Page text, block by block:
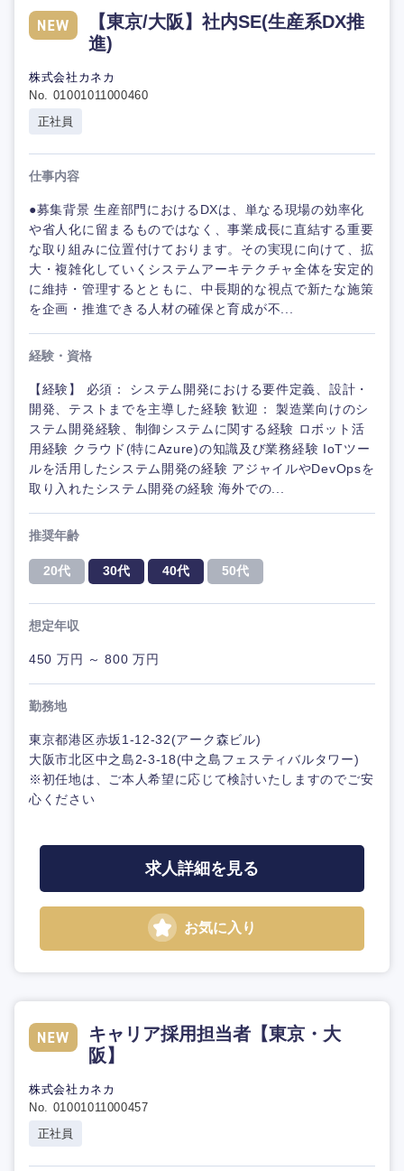
【東京/大阪】社内SE(生産系DX推
進)
株式会社カネカ
No. 01001011000460
正社員
仕事内容
●募集背景 生産部門におけるDXは、単なる現場の効率化
や省人化に留まるものではなく、事業成長に直結する重要
な取り組みに位置付けております。その実現に向けて、拡
大・複雑化していくシステムアーキテクチャ全体を安定的
に維持・管理するとともに、中長期的な視点で新たな施策
を企画・推進できる人材の確保と育成が不...
経験・資格
【経験】 必須： システム開発における要件定義、設計・
開発、テストまでを主導した経験 歓迎： 製造業向けのシ
ステム開発経験、制御システムに関する経験 ロボット活
用経験 クラウド(特にAzure)の知識及び業務経験 IoTツー
ルを活用したシステム開発の経験 アジャイルやDevOpsを
取り入れたシステム開発の経験 海外での...
推奨年齢
20代 30代 40代 50代
想定年収
450 万円 ～ 800 万円
勤務地
東京都港区赤坂1-12-32(アーク森ビル)
大阪市北区中之島2-3-18(中之島フェスティバルタワー)
※初任地は、ご本人希望に応じて検討いたしますのでご安
心ください
求人詳細を見る
お気に入り
キャリア採用担当者【東京・大
阪】
株式会社カネカ
No. 01001011000457
正社員